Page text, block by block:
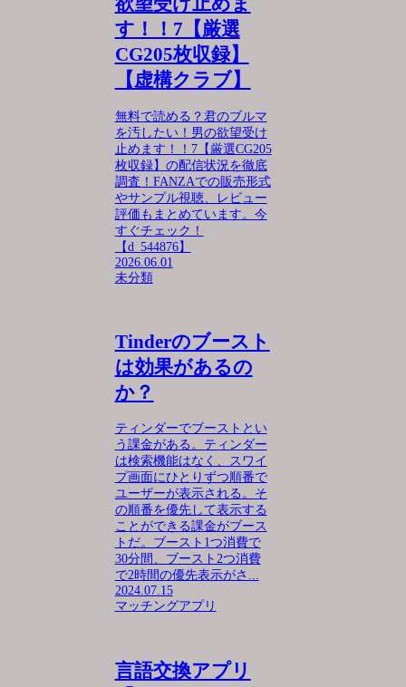
す！！7【厳選
CG205枚収録】
【虚構クラブ】
無料で読める？君のブルマ
を汚したい！男の欲望受け
止めます！！7【厳選CG205
枚収録】の配信状況を徹底
調査！FANZAでの販売形式
やサンプル視聴、レビュー
評価もまとめています。今
すぐチェック！
【d_544876】
2026.06.01
未分類
Tinderのブースト
は効果があるの
か？
ティンダーでブーストとい
う課金がある。ティンダー
は検索機能はなく、スワイ
プ画面にひとりずつ順番で
ユーザーが表示される。そ
の順番を優先して表示する
ことができる課金がブース
トだ。ブースト1つ消費で
30分間、ブースト2つ消費
で2時間の優先表示がさ...
2024.07.15
マッチングアプリ
言語交換アプリ